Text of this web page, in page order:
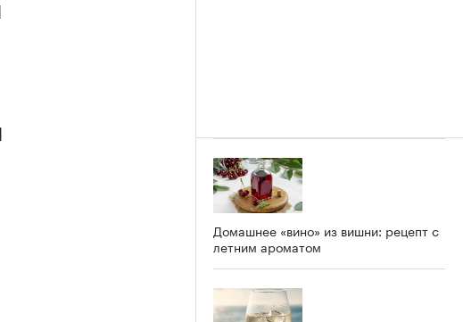
Домашнее «вино» из вишни: рецепт с
летним ароматом